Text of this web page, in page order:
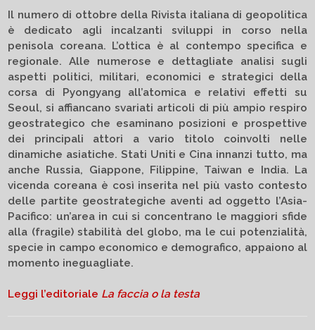
Il numero di ottobre della Rivista italiana di geopolitica
è dedicato agli incalzanti sviluppi in corso nella
penisola coreana. L’ottica è al contempo specifica e
regionale. Alle numerose e dettagliate analisi sugli
aspetti politici, militari, economici e strategici della
corsa di Pyongyang all’atomica e relativi effetti su
Seoul, si affiancano svariati articoli di più ampio respiro
geostrategico che esaminano posizioni e prospettive
dei principali attori a vario titolo coinvolti nelle
dinamiche asiatiche. Stati Uniti e Cina innanzi tutto, ma
anche Russia, Giappone, Filippine, Taiwan e India. La
vicenda coreana è così inserita nel più vasto contesto
delle partite geostrategiche aventi ad oggetto l’Asia-
Pacifico: un’area in cui si concentrano le maggiori sfide
alla (fragile) stabilità del globo, ma le cui potenzialità,
specie in campo economico e demografico, appaiono al
momento ineguagliate.
Leggi l’editoriale La faccia o la testa